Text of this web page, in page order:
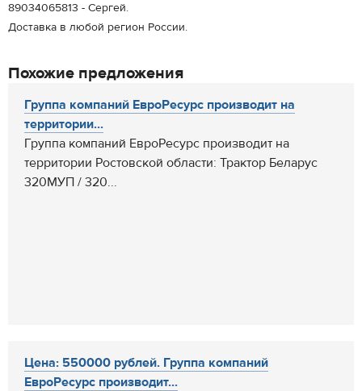
89034065813 - Сергей.
Доставка в любой регион России.
Похожие предложения
Группа компаний ЕвроРесурс производит на
территории...
Группа компаний ЕвроРесурс производит на
территории Ростовской области: Трактор Беларус
320МУП / 320...
Цена: 550000 рублей. Группа компаний
ЕвроРесурс производит...